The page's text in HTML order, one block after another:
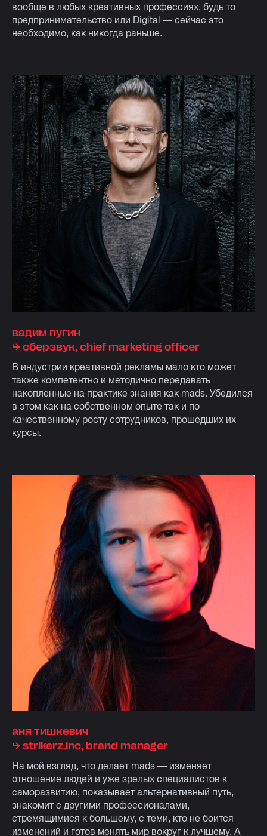
вообще в любых креативных профессиях, будь то
предпринимательство или Digital — сейчас это
необходимо, как никогда раньше.
вадим пугин
⮡ cберзвук, chief marketing officer
В индустрии креативной рекламы мало кто может
также компетентно и методично передавать
накопленные на практике знания как mads. Убедился
в этом как на собственном опыте так и по
качественному росту сотрудников, прошедших их
курсы.
аня тишкевич
⮡ strikerz.inc, brand manager
На мой взгляд, что делает mads — изменяет
отношение людей и уже зрелых специалистов к
саморазвитию, показывает альтернативный путь,
знакомит с другими профессионалами,
стремящимися к большему, с теми, кто не боится
изменений и готов менять мир вокруг к лучшему. А